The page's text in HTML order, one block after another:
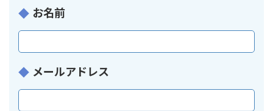
お名前
メールアドレス